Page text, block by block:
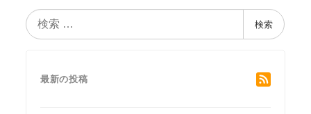
検
索
検索
最新の投稿